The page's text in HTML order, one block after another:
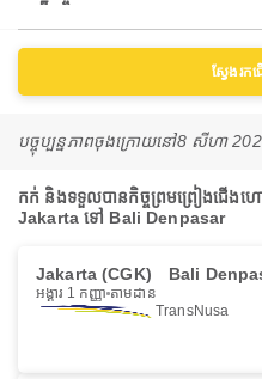
ស្វែងរក
បច្ចុប្បន្នភាពចុងក្រោយនៅ8 សីហា
កក់ និងទទួលបានកិច្ចព្រមព្រៀងជើង
Jakarta ទៅ Bali Denpasar
Jakarta (CGK) Bali
អង្គារ 1 កញ្ញា តាមដាន
TransNusa